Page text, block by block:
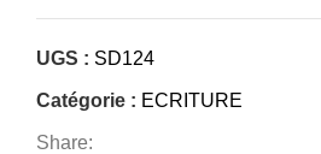
UGS : SD124
Catégorie : ECRITURE
Share: